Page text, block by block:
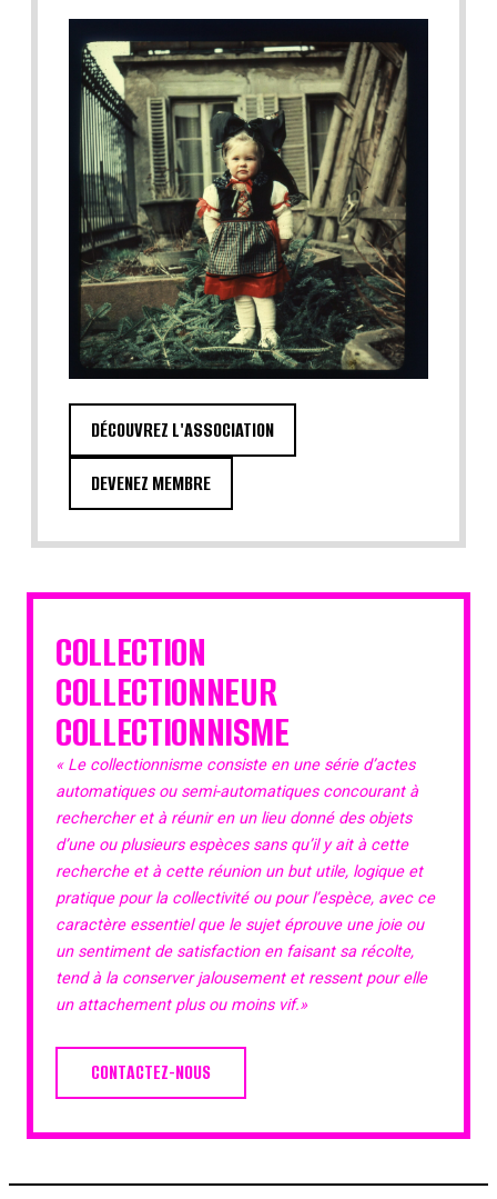
DÉCOUVREZ L'ASSOCIATION
DEVENEZ MEMBRE
COLLECTION
COLLECTIONNEUR
COLLECTIONNISME
« Le collectionnisme consiste en une série d’actes
automatiques ou semi-automatiques concourant à
rechercher et à réunir en un lieu donné des objets
d’une ou plusieurs espèces sans qu’il y ait à cette
recherche et à cette réunion un but utile, logique et
pratique pour la collectivité ou pour l’espèce, avec ce
caractère essentiel que le sujet éprouve une joie ou
un sentiment de satisfaction en faisant sa récolte,
tend à la conserver jalousement et ressent pour elle
un attachement plus ou moins vif.»
CONTACTEZ-NOUS